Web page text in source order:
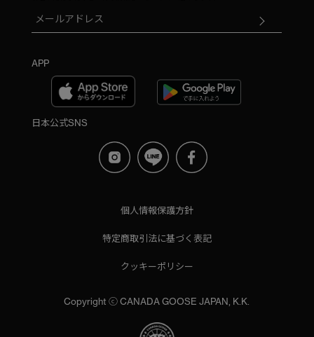
APP
日本公式SNS
個人情報保護方針
特定商取引法に基づく表記
クッキーポリシー
Copyright ⓒ CANADA GOOSE JAPAN, K.K.